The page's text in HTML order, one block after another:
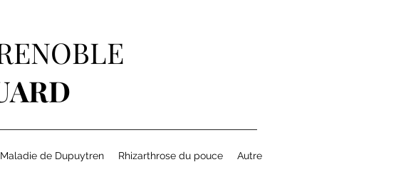
Maladie de Dupuytren Rhizarthrose du pouce Autre